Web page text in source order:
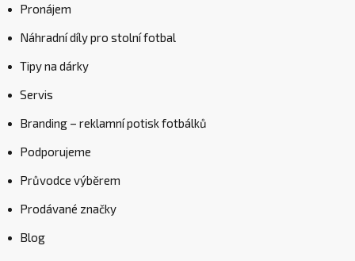
Pronájem
Náhradní díly pro stolní fotbal
Tipy na dárky
Servis
Branding – reklamní potisk fotbálků
Podporujeme
Průvodce výběrem
Prodávané značky
Blog